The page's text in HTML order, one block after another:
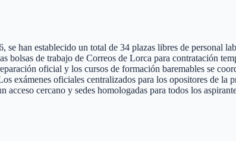
han establecido un total de 34 plazas libres de personal
bolsas de trabajo de Correos de Lorca para contratación
oficial y los cursos de formación baremables se
oficiales centralizados para los opositores de la
cercano y sedes homologadas para todos los